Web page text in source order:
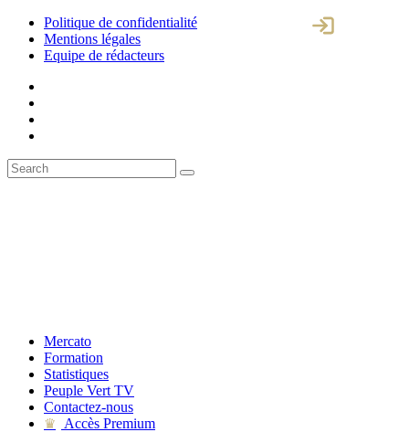
Politique de confidentialité
Mentions légales
Equipe de rédacteurs
Mercato
Formation
Statistiques
Peuple Vert TV
Contactez-nous
♛
Accès Premium